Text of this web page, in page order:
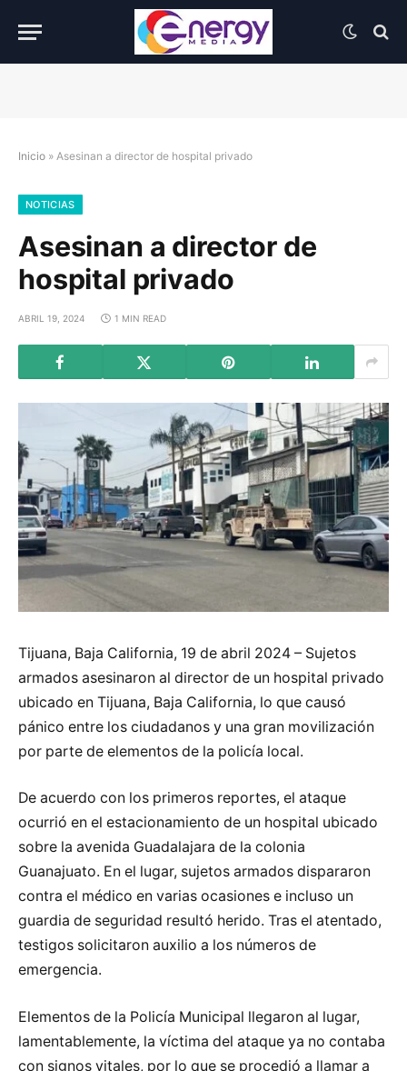
Inicio » Asesinan a director de hospital privado
NOTICIAS
Asesinan a director de
hospital privado
ABRIL 19, 2024 1 MIN READ
Tijuana, Baja California, 19 de abril 2024 – Sujetos
armados asesinaron al director de un hospital privado
ubicado en Tijuana, Baja California, lo que causó
pánico entre los ciudadanos y una gran movilización
por parte de elementos de la policía local.
De acuerdo con los primeros reportes, el ataque
ocurrió en el estacionamiento de un hospital ubicado
sobre la avenida Guadalajara de la colonia
Guanajuato. En el lugar, sujetos armados dispararon
contra el médico en varias ocasiones e incluso un
guardia de seguridad resultó herido. Tras el atentado,
testigos solicitaron auxilio a los números de
emergencia.
Elementos de la Policía Municipal llegaron al lugar,
lamentablemente, la víctima del ataque ya no contaba
con signos vitales, por lo que se procedió a llamar a